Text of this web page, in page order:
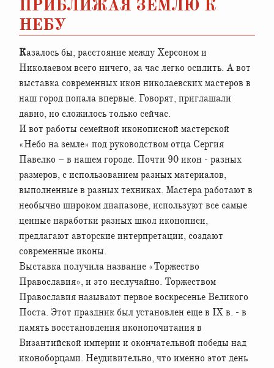
ПРИБЛИЖАЯ ЗЕМЛЮ К
НЕБУ
Казалось бы, расстояние между Херсоном и
Николаевом всего ничего, за час легко осилить. А вот
выставка современных икон николаевских мастеров в
наш город попала впервые. Говорят, приглашали
давно, но сложилось только сейчас.
И вот работы семейной иконописной мастерской
«Небо на земле» под руководством отца Сергия
Павелко – в нашем городе. Почти 90 икон - разных
размеров, с использованием разных материалов,
выполненные в разных техниках. Мастера работают в
необычно широком диапазоне, используют все самые
ценные наработки разных школ иконописи,
предлагают авторские интерпретации, создают
современные иконы.
Выставка получила название «Торжество
Православия», и это неслучайно. Торжеством
Православия называют первое воскресенье Великого
Поста. Этот праздник был установлен еще в IX в. - в
память восстановления иконопочитания в
Византийской империи и окончательной победы над
иконоборцами. Неудивительно, что именно этот день